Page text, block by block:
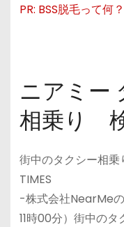
PR: BSS脱毛って何
ニアミー
相乗り
街中のタクシー相乗
TIMES
-株式会社NearMe
11時00分）街中の